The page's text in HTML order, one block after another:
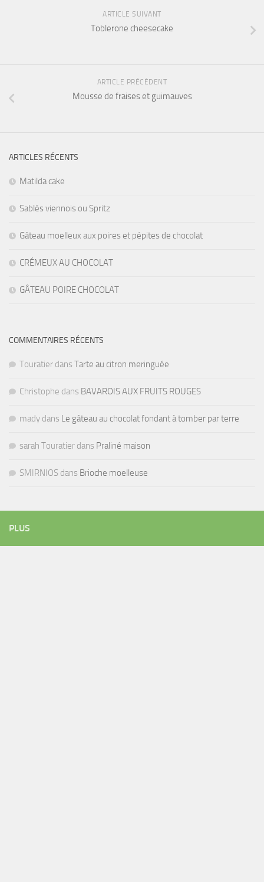
ARTICLE SUIVANT
Toblerone cheesecake
ARTICLE PRÉCÉDENT
Mousse de fraises et guimauves
ARTICLES RÉCENTS
Matilda cake
Sablés viennois ou Spritz
Gâteau moelleux aux poires et pépites de chocolat
CRÉMEUX AU CHOCOLAT
GÂTEAU POIRE CHOCOLAT
COMMENTAIRES RÉCENTS
Touratier dans Tarte au citron meringuée
Christophe dans BAVAROIS AUX FRUITS ROUGES
mady dans Le gâteau au chocolat fondant à tomber par terre
sarah Touratier dans Praliné maison
SMIRNIOS dans Brioche moelleuse
PLUS